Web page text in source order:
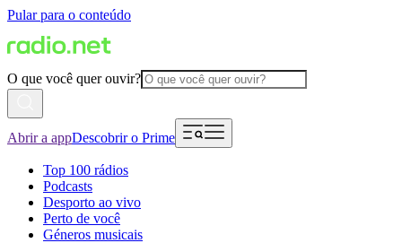
Pular para o conteúdo
O que você quer ouvir?
Abrir a appDescobrir o Prime
Top 100 rádios
Podcasts
Desporto ao vivo
Perto de você
Géneros musicais